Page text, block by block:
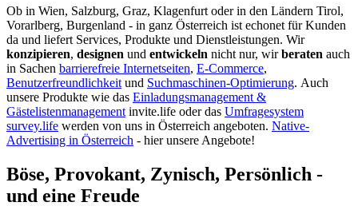
Ob in Wien, Salzburg, Graz, Klagenfurt oder in den Ländern Tirol,
Vorarlberg, Burgenland - in ganz Österreich ist echonet für Kunden
da und liefert Services, Produkte und Dienstleistungen. Wir
konzipieren, designen und entwickeln nicht nur, wirberaten auch
in Sachen barrierefreie Internetseiten, E-Commerce,
Benutzerfreundlichkeit und Suchmaschinen-Optimierung. Auch
unsere Produkte wie das Einladungsmanagement &
Gästelistenmanagement invite.life oder das Umfragesystem
survey.life werden von uns in Österreich angeboten. Native-
Advertising in Österreich - hier unsere Angebote!
Böse, Provokant, Zynisch, Persönlich -
und eine Freude